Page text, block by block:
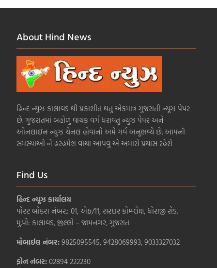
About Hind News
હિન્દ ન્યુઝ કાલાવડ થી પ્રકાશીત થતુ એકમાત્ર ગુજરાતી ન્યૂઝ પેપર
છે. ગુજરાતમાં બહોળુ વાચક વર્ગ ધરાવતુ ન્યુઝ પેપર અને
ઓનલાઇન ન્યુઝ ચેનલ હોવાનો અમે ગર્વ અનુભવ્યે છે. આપની
સમસ્યાઓ ને હરહંમેશ વાચા આપવુ એ અમારો પ્રયાસ રહેશે
Find Us
હિન્દ ન્યૂઝ કાર્યાલય
પોસ્ટ બોક્સ નંબર.: 01, એફ/11, સરદાર કોમ્પ્લેક્ષ, ધોરાજી રોડ.
મુ.પો: કાલાવડ, જીલ્લો – જામનગર, ગુજરાત
મોબાઈલ નંબર:9825095545, 9428069993, 9033327032
ફોન નંબર:02894 222230